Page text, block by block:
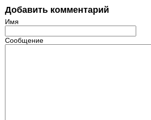
Добавить комментарий
Имя
Сообщение